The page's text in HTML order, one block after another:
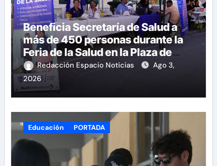
Beneficia Secretaría de Salud a
más de 450 personas durante la
Feria de la Salud en la Plaza de
Armas
Redacción Espacio Noticias
Ago 3,
2026
Educación PORTADA